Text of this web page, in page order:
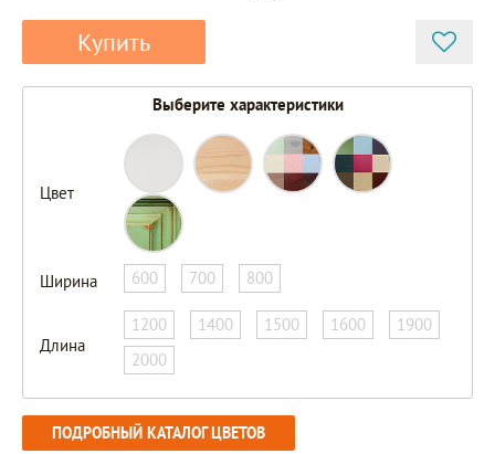
Купить
Выберите характеристики
Цвет
Ширина 600 700 800
Длина
1200 1400 1500 1600
1900
2000
ПОДРОБНЫЙ КАТАЛОГ ЦВЕТОВ